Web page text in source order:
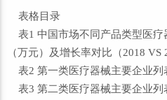
表格目录
表1 中国市场不同产品类型医疗
（万元）及增长率对比（2018 VS
表2 第一类医疗器械主要企业列
表3 第二类医疗器械主要企业列